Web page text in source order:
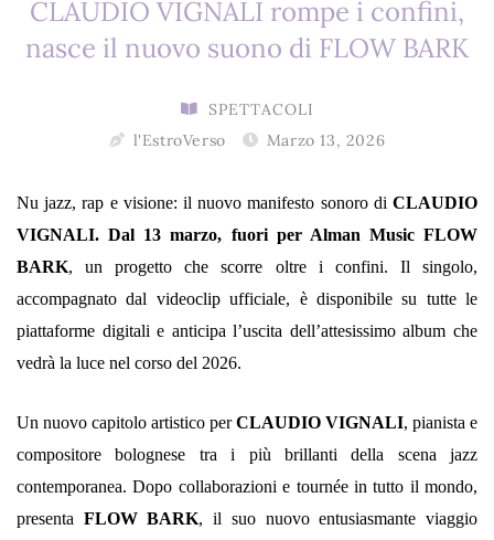
CLAUDIO VIGNALI rompe i confini,
nasce il nuovo suono di FLOW BARK
SPETTACOLI
l'EstroVerso
Marzo 13, 2026
Nu jazz, rap e visione: il nuovo manifesto sonoro di CLAUDIO
VIGNALI. Dal 13 marzo, fuori per Alman Music FLOW
BARK, un progetto che scorre oltre i confini. Il singolo,
accompagnato dal videoclip ufficiale, è disponibile su tutte le
piattaforme digitali e anticipa l’uscita dell’attesissimo album che
vedrà la luce nel corso del 2026.
Un nuovo capitolo artistico perCLAUDIO VIGNALI, pianista e
compositore bolognese tra i più brillanti della scena jazz
contemporanea. Dopo collaborazioni e tournée in tutto il mondo,
presenta FLOW BARK, il suo nuovo entusiasmante viaggio